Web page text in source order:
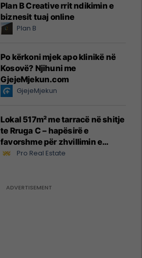
Plan B Creative rrit ndikimin e
biznesit tuaj online
Plan B
Po kërkoni mjek apo klinikë në
Kosovë? Njihuni me
GjejeMjekun.com
GjejeMjekun
Lokal 517m² me tarracë në shitje
te Rruga C – hapësirë e
favorshme për zhvillimin e
biznesit #15796
Pro Real Estate